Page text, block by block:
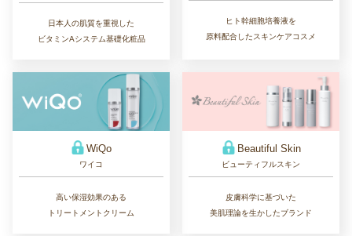
日本人の肌質を重視した
ビタミンAシステム基礎化粧品
ヒト幹細胞培養液を
原料配合したスキンケアコスメ
WiQo
ワイコ
高い保湿効果のある
トリートメントクリーム
Beautiful Skin
ビューティフルスキン
皮膚科学に基づいた
美肌理論を生かしたブランド